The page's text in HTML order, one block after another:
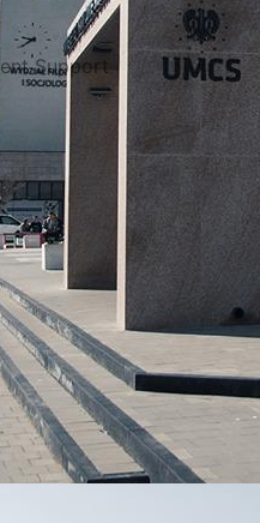
Support